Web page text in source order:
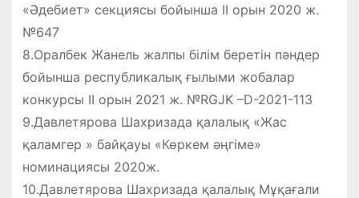
«Әдебиет» секциясы бойынша ІІ орын 2020 ж.
№647
8.Оралбек Жанель жалпы білім беретін пәндер
бойынша республикалық ғылыми жобалар
конкурсы ІІ орын 2021 ж. №RGJK –D-2021-113
9.Давлетярова Шахризада қалалық «Жас
қаламгер » байқауы «Көркем әңгіме»
номинациясы 2020ж.
10.Давлетярова Шахризада қалалық Мұқағали